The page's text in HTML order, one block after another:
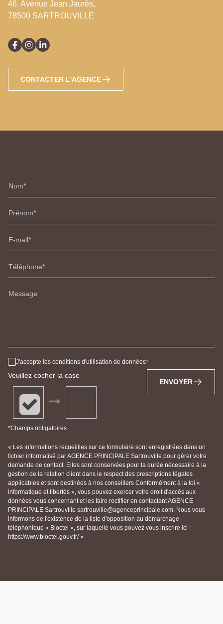
46, Avenue Jean Jaurès,
78500 SARTROUVILLE
CONTACTER L'AGENCE
Nom
Prénom
E-mail
Téléphone
Message
J'accepte les conditions d'utilisation de données
Veuillez cocher la case
*Champs obligatoires
ENVOYER
« Les informations recueillies sur ce formulaire sont enregistrées dans un
fichier informatisé par AGENCE PRINCIPALE Sartrouville pour gérer votre
demande de contact. Elles sont conservées pour la durée nécessaire à la
gestion de la relation client dans le respect des prescriptions légales
applicables et sont destinées à nos conseillers Conformément à la loi «
informatique et libertés », vous pouvez exercer votre droit d'accès aux
données vous concernant et les faire rectifier en contactant AGENCE
PRINCIPALE Sartrouville sartrouville@agenceprincipale.com. Nous vous
informons de l'existence de la liste d'opposition au démarchage
téléphonique « Bloctel », sur laquelle vous pouvez vous inscrire ici :
https://www.bloctel.gouv.fr/ »